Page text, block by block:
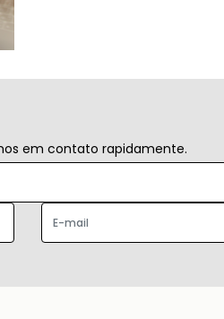
em contato rapidamente.